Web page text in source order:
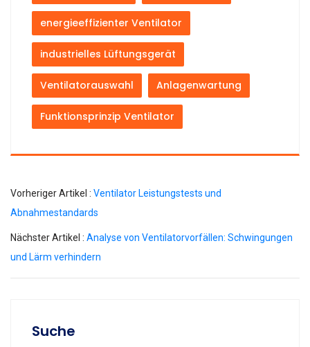
Suche
energieeffizienter Ventilator
industrielles Lüftungsgerät
Ventilatorauswahl Anlagenwartung
Funktionsprinzip Ventilator
Vorheriger Artikel : Ventilator Leistungstests und
Abnahmestandards
Nächster Artikel : Analyse von Ventilatorvorfällen: Schwingungen
und Lärm verhindern